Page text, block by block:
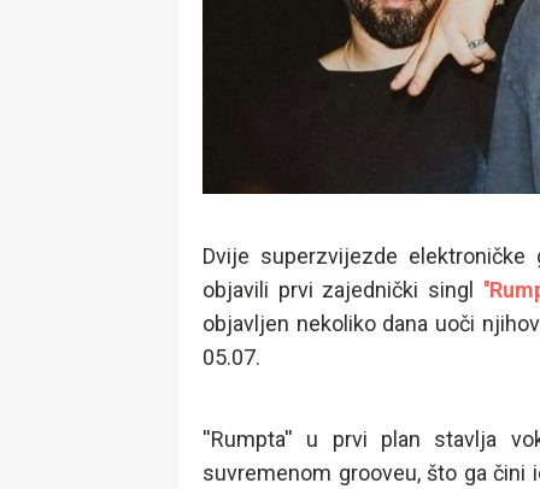
Dvije superzvijezde
objavili prvi zajednički singl
objavljen nekoliko dana uoči
05.07.
''Rumpta'' u prvi plan stavlja
suvremenom grooveu, što ga